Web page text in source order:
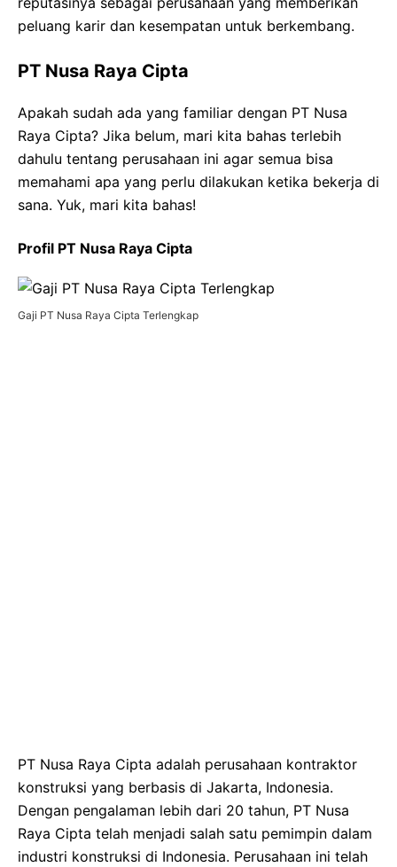
peluang karir dan kesempatan untuk berkembang.
PT Nusa Raya Cipta
Apakah sudah ada yang familiar dengan PT Nusa
Raya Cipta? Jika belum, mari kita bahas terlebih
dahulu tentang perusahaan ini agar semua bisa
memahami apa yang perlu dilakukan ketika bekerja di
sana. Yuk, mari kita bahas!
Profil PT Nusa Raya Cipta
Gaji PT Nusa Raya Cipta Terlengkap
PT Nusa Raya Cipta adalah perusahaan kontraktor
konstruksi yang berbasis di Jakarta, Indonesia.
Dengan pengalaman lebih dari 20 tahun, PT Nusa
Raya Cipta telah menjadi salah satu pemimpin dalam
industri konstruksi di Indonesia. Perusahaan ini telah